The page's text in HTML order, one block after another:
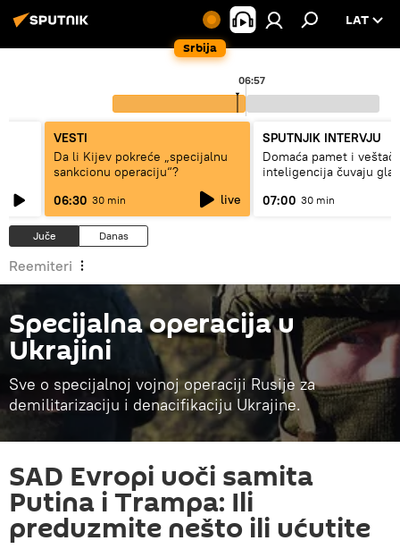
Srbija
LAT
06:57
VESTI
Da li Kijev pokreće „specijalnu
sankcionu operaciju“?
06:30 30 min live
SPUTNJIK INTERVJU
Domaća pamet i
inteligencija čuvaju
07:00 30 min
Juče Danas
Reemiteri
Specijalna operacija u
Ukrajini
Sve o specijalnoj vojnoj operaciji Rusije za
demilitarizaciju i denacifikaciju Ukrajine.
SAD Evropi uoči samita
Putina i Trampa: Ili
preduzmite nešto ili ućutite